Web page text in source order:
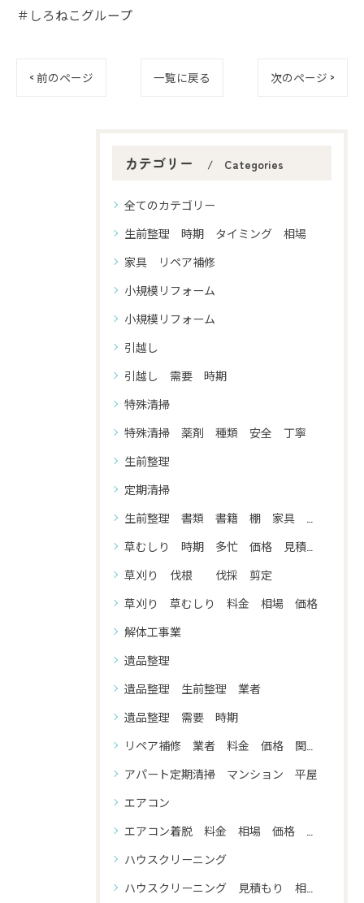
＃しろねこグループ
< 前のページ 一覧に戻る 次のページ >
カテゴリー Categories
全てのカテゴリー
生前整理 時期 タイミング 相場
家具 リペア補修
小規模リフォーム
小規模リフォーム
引越し
引越し 需要 時期
特殊清掃
特殊清掃 薬剤 種類 安全 丁寧
生前整理
定期清掃
生前整理 書類 書籍 棚 家具 家電 整理
草むしり 時期 多忙 価格 見積もり
草刈り 伐根 伐採 剪定
草刈り 草むしり 料金 相場 価格
解体工事業
遺品整理
遺品整理 生前整理 業者
遺品整理 需要 時期
リペア補修 業者 料金 価格 関東圏内
アパート定期清掃 マンション 平屋
エアコン
エアコン着脱 料金 相場 価格 資格 家庭用 業務用
ハウスクリーニング
ハウスクリーニング 見積もり 相場 料金